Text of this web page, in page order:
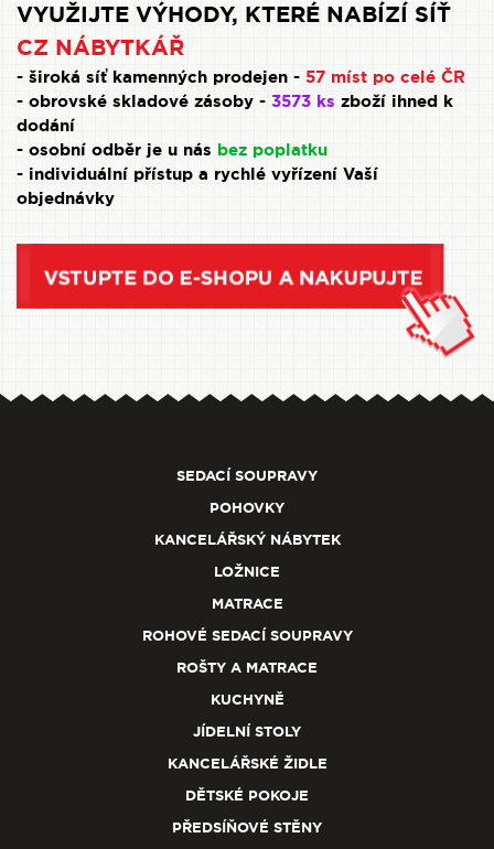
VYUŽIJTE VÝHODY, KTERÉ NABÍZÍ SÍŤ
CZ NÁBYTKÁŘ
- široká síť kamenných prodejen - 57 míst po celé ČR
- obrovské skladové zásoby - 3573 ks zboží ihned k
dodání
- osobní odběr je u nás bez poplatku
- individuální přístup a rychlé vyřízení Vaší
objednávky
SEDACÍ SOUPRAVY
POHOVKY
KANCELÁŘSKÝ NÁBYTEK
LOŽNICE
MATRACE
ROHOVÉ SEDACÍ SOUPRAVY
ROŠTY A MATRACE
KUCHYNĚ
JÍDELNÍ STOLY
KANCELÁŘSKÉ ŽIDLE
DĚTSKÉ POKOJE
PŘEDSÍŇOVÉ STĚNY